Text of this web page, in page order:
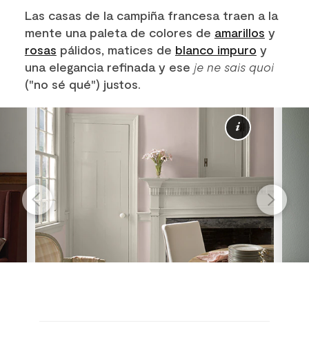
Las casas de la campiña francesa traen a la
mente una paleta de colores de amarillos y
rosas pálidos, matices de blanco impuro y
una elegancia refinada y ese je ne sais quoi
("no sé qué") justos.
Más